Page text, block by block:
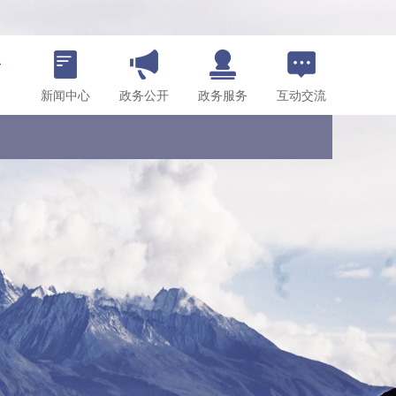
新闻中心 政务公开 政务服务 互动交流